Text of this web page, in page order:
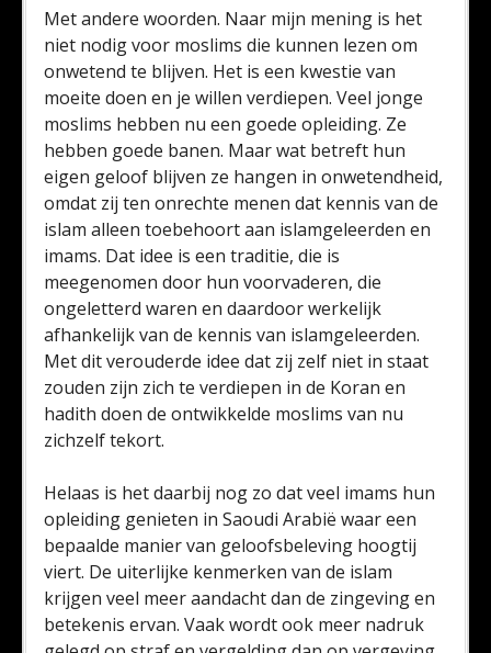
Met andere woorden. Naar mijn mening is het
niet nodig voor moslims die kunnen lezen om
onwetend te blijven. Het is een kwestie van
moeite doen en je willen verdiepen. Veel jonge
moslims hebben nu een goede opleiding. Ze
hebben goede banen. Maar wat betreft hun
eigen geloof blijven ze hangen in onwetendheid,
omdat zij ten onrechte menen dat kennis van de
islam alleen toebehoort aan islamgeleerden en
imams. Dat idee is een traditie, die is
meegenomen door hun voorvaderen, die
ongeletterd waren en daardoor werkelijk
afhankelijk van de kennis van islamgeleerden.
Met dit verouderde idee dat zij zelf niet in staat
zouden zijn zich te verdiepen in de Koran en
hadith doen de ontwikkelde moslims van nu
zichzelf tekort.
Helaas is het daarbij nog zo dat veel imams hun
opleiding genieten in Saoudi Arabië waar een
bepaalde manier van geloofsbeleving hoogtij
viert. De uiterlijke kenmerken van de islam
krijgen veel meer aandacht dan de zingeving en
betekenis ervan. Vaak wordt ook meer nadruk